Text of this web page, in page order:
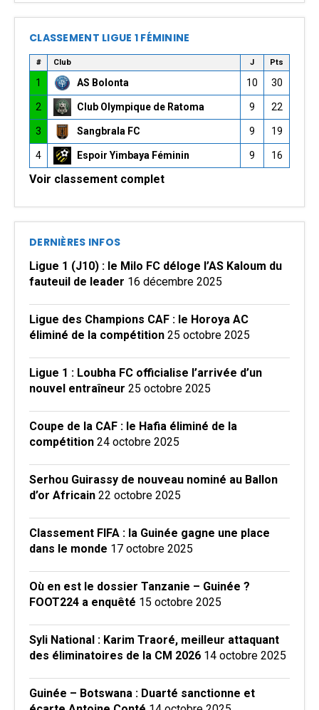
CLASSEMENT LIGUE 1 FÉMININE
# Club J Pts
1 AS Bolonta 10 30
2 Club Olympique de Ratoma 9 22
3 Sangbrala FC 9 19
4 Espoir Yimbaya Féminin 9 16
Voir classement complet
DERNIÈRES INFOS
Ligue 1 (J10) : le Milo FC déloge l’AS Kaloum du
fauteuil de leader 16 décembre 2025
Ligue des Champions CAF : le Horoya AC
éliminé de la compétition 25 octobre 2025
Ligue 1 : Loubha FC officialise l’arrivée d’un
nouvel entraîneur 25 octobre 2025
Coupe de la CAF : le Hafia éliminé de la
compétition 24 octobre 2025
Serhou Guirassy de nouveau nominé au Ballon
d’or Africain 22 octobre 2025
Classement FIFA : la Guinée gagne une place
dans le monde 17 octobre 2025
Où en est le dossier Tanzanie – Guinée ?
FOOT224 a enquêté 15 octobre 2025
Syli National : Karim Traoré, meilleur attaquant
des éliminatoires de la CM 2026 14 octobre 2025
Guinée – Botswana : Duarté sanctionne et